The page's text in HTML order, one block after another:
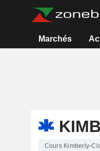
Marchés
Cours Kimberly-